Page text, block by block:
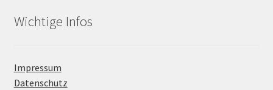
Wichtige Infos
Impressum
Datenschutz